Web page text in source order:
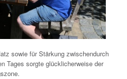
sowie für Stärkung zwischendurch
Tages sorgte glücklicherweise der